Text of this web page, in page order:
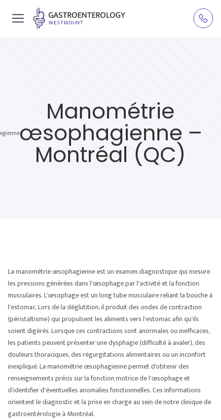
Manométrie
œsophagienne –
Montréal (QC)
La manométrie œsophagienne est un examen diagnostique qui mesure
les pressions générées dans l'œsophage par l'activité et la fonction
musculaires. L'œsophage est un long tube musculaire reliant la bouche à
l'estomac. Lors de la déglutition, il produit des ondes de contraction
(péristaltisme) qui propulsent les aliments vers l'estomac afin qu'ils
soient digérés. Lorsque ces contractions sont anormales ou inefficaces,
les patients peuvent présenter une dysphagie (difficulté à avaler), des
douleurs thoraciques, des régurgitations alimentaires ou un inconfort
inexpliqué. La manométrie œsophagienne permet d'obtenir des
renseignements précis sur la fonction motrice de l'œsophage et
d'identifier d'éventuelles anomalies fonctionnelles. Ces informations
orientent le diagnostic et la prise en charge au sein de notre clinique de
gastroentérologie à Montréal.